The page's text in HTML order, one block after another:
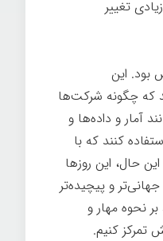
زیادی تغییر
بود. این
كه چگونه شركت‌ها
آمار و داده‌ها و
کنند كه با
حال، این روزها
و پیچیده‌تر
نحوه مهار و
تمرکز کنیم.